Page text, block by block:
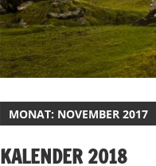
MONAT: NOVEMBER 2017
KALENDER 2018